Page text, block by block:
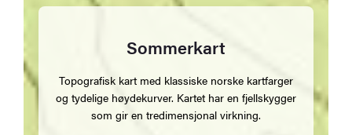
Sommerkart
Topografisk kart med klassiske norske kartfarger
og tydelige høydekurver. Kartet har en fjellskygger
som gir en tredimensjonal virkning.